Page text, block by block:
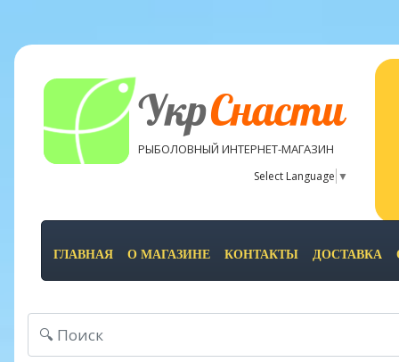
УкрСнасти
РЫБОЛОВНЫЙ ИНТЕРНЕТ-МАГАЗИН
Select Language ▼
ГЛАВНАЯ О МАГАЗИНЕ КОНТАКТЫ ДОСТАВКА